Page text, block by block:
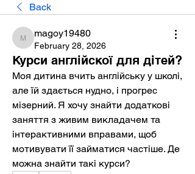
Back
magoy19480
magoy19480
February 28, 2026
Курси англійскої для дітей?
Моя дитина вчить англійську у школі,
але їй здається нудно, і прогрес
мізерний. Я хочу знайти додаткові
заняття з живим викладачем та
інтерактивними вправами, щоб
мотивувати її займатися частіше. Де
можна знайти такі курси?